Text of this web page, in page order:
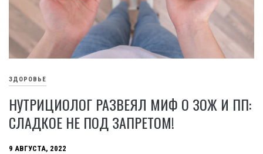
ЗДОРОВЬЕ
НУТРИЦИОЛОГ РАЗВЕЯЛ МИФ О ЗОЖ И ПП:
СЛАДКОЕ НЕ ПОД ЗАПРЕТОМ!
9 АВГУСТА, 2022